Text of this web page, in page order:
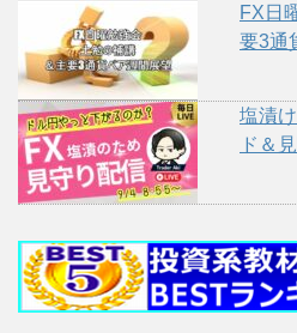
FX日
要3通
塩漬
ド＆